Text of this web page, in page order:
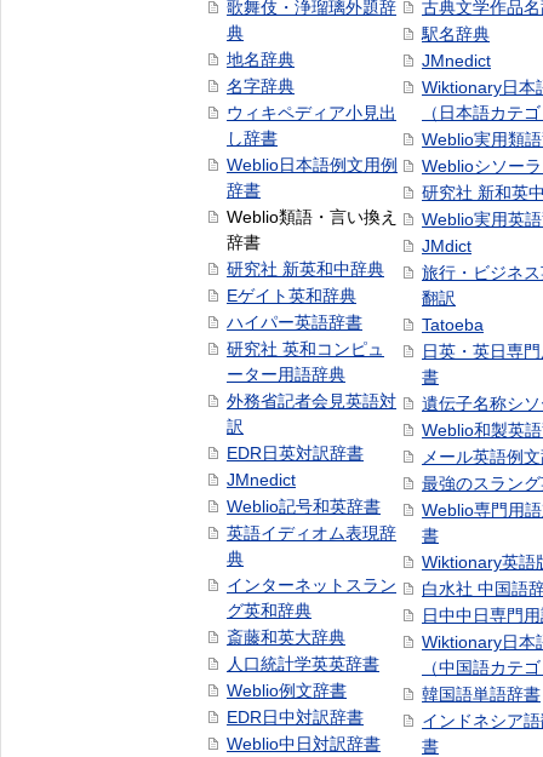
歌舞伎・浄瑠璃外題辞
典
地名辞典
名字辞典
ウィキペディア小見出
し辞書
Weblio日本語例文用例
辞書
Weblio類語・言い換え
辞書
研究社 新英和中辞典
Eゲイト英和辞典
ハイパー英語辞書
研究社 英和コンピュ
ーター用語辞典
外務省記者会見英語対
訳
EDR日英対訳辞書
JMnedict
Weblio記号和英辞書
英語イディオム表現辞
典
インターネットスラン
グ英和辞典
斎藤和英大辞典
人口統計学英英辞書
Weblio例文辞書
EDR日中対訳辞書
Weblio中日対訳辞書
古典文学作品
駅名辞典
JMnedict
Wiktionary日本
（日本語カテ
Weblio実用類
Weblioシソー
研究社 新和英
Weblio実用英
JMdict
旅行・ビジネ
翻訳
Tatoeba
日英・英日専
書
遺伝子名称シ
Weblio和製英
メール英語例
最強のスラン
Weblio専門用
書
Wiktionary英語
白水社 中国語
日中中日専門
Wiktionary日本
（中国語カテ
韓国語単語辞書
インドネシア
書